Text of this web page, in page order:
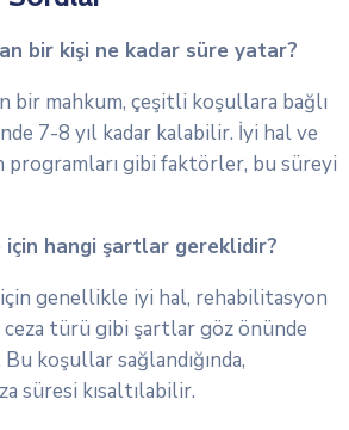
bir kişi ne kadar süre yatar?
bir mahkum, çeşitli koşullara bağlı
7-8 yıl kadar kalabilir. İyi hal ve
programları gibi faktörler, bu süreyi
hangi şartlar gereklidir?
genellikle iyi hal, rehabilitasyon
türü gibi şartlar göz önünde
koşullar sağlandığında,
süresi kısaltılabilir.